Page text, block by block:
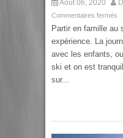
Août 06, 2020
Commentaires fermés
Partir en famille au
expérience. La
avec les enfants,
ski et on est
sur...